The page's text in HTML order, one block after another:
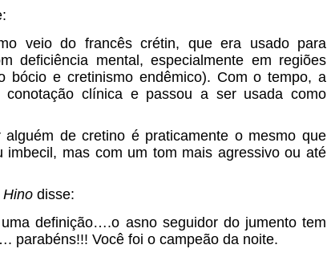
veio do francês crétin, que era usado para
deficiência mental, especialmente em regiões
bócio e cretinismo endêmico). Com o tempo, a
conotação clínica e passou a ser usada como
de cretino é praticamente o mesmo que
imbecil, mas com um tom mais agressivo ou até
Hino disse:
definição….o asno seguidor do jumento tem
parabéns!!! Você foi o campeão da noite.